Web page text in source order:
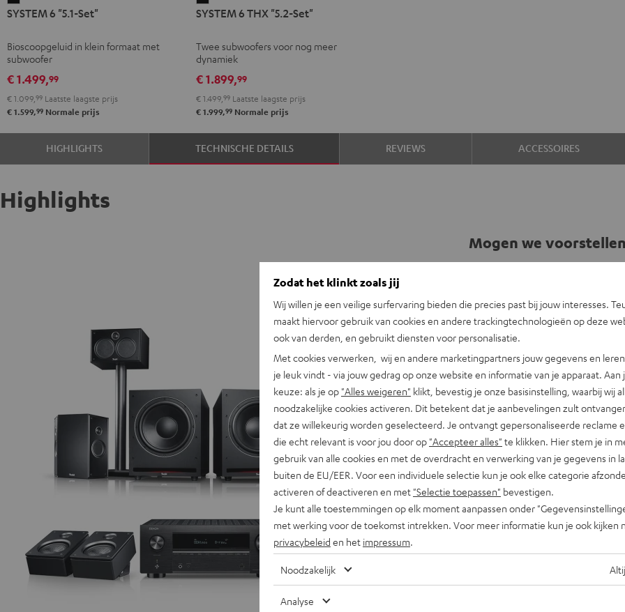
6
Set"
Zwart
SYSTEM 6 "5.1-Set"
Bioscoopgeluid in klein formaat met
subwoofer
€ 1.499,99
€ 1.099, 99 Laatste laagste prijs
€ 1.599,99 Normale prijs
6
"5.2-
Set"
Zwart
SYSTEM 6 THX "5.2-Set"
Twee subwoofers voor nog meer
dynamiek
€ 1.899,99
€ 1.499, 99Laatste laagste prijs
€ 1.999,99Normale prijs
HIGHLIGHTS TECHNISCHE DETAILS REVIEWS ACCESSOIRES
Highlights
Mogen we voorstellen
Deze optimaal uitgeruste en
geluid, met een vette bass en
Alle specs en
Speelklaar 5.2.4 compleet
Atmos reflectiespeakers
Top sound bij film muziek en
van alle geluiden
Inhoud set: 2 x SYSTEM 6
X3800H, 2 paar REFLEKT Dolby
Absoluut evenwichtige
Met Denon AV-receiver AVC-
HD, DTS:X, DTS Neural:X, DTS
Works with Alexa, Google
Deezer, Spotify, Soundcloud,
2 subwoofers voor een
satellietspeakers met plat
3-kanaals dipool speakers met
Makkelijk uit te breiden,
Zodat het klinkt zoals jij
Wij willen je een veilige surfervaring bieden die precies past bij jouw interesses.
maakt hiervoor gebruik van cookies en andere trackingtechnologieën op deze
ook van derden, en gebruikt diensten voor personalisatie.
Met cookies verwerken, wij en andere marketingpartners jouw gegevens en
je leuk vindt - via jouw gedrag op onze website en informatie van je apparaat. Aan
keuze: als je op "Alles weigeren" klikt, bevestig je onze basisinstelling, waarbij wij
noodzakelijke cookies activeren. Dit betekent dat je aanbevelingen zult
dat ze willekeurig worden geselecteerd. Je ontvangt gepersonaliseerde reclame
die echt relevant is voor jou door op "Accepteer alles" te klikken. Hier stem je in
gebruik van alle cookies en met de overdracht en verwerking van je gegevens in
buiten de EU/EER. Voor een individuele selectie kun je ook elke categorie
activeren of deactiveren en met "Selectie toepassen" bevestigen.
Je kunt alle toestemmingen op elk moment aanpassen onder
met werking voor de toekomst intrekken. Voor meer informatie kun je ook kijken
privacybeleid en het impressum
Noodzakelijk
Analyse